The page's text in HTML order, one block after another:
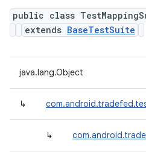
public class
extends BaseTestSuite
java.lang.Object
↳
↳